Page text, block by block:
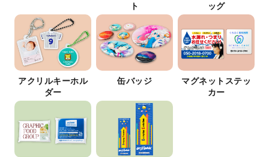
ト
ッグ
アクリルキーホル
ダー
缶バッジ
マグネットステッ
カー